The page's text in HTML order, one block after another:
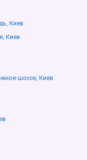
Киев
Киев
шоссе, Киев